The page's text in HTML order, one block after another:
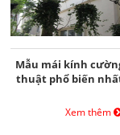
Mẫu mái kính
thuật phổ biến
Xem thêm